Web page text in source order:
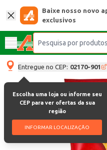
Baixe nosso novo
exclusivos
Entregue no CEP: 02170-901
Escolha uma loja ou informe seu
CEP para ver ofertas da sua
região
INFORMAR LOCALIZAÇÃO